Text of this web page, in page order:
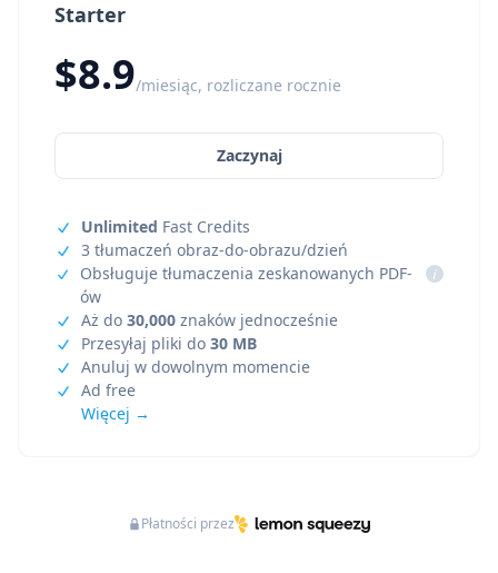
Starter
$8.9/miesiąc, rozliczane rocznie
Zaczynaj
Unlimited Fast Credits
3 tłumaczeń obraz-do-obrazu/dzień
Obsługuje tłumaczenia zeskanowanych PDF-
ów
i
Aż do 30,000 znaków jednocześnie
Przesyłaj pliki do 30 MB
Anuluj w dowolnym momencie
Ad free
Więcej →
Płatności przez